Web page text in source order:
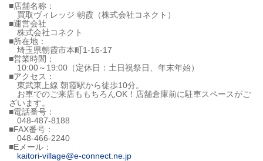
■店舗名称：
買取ヴィレッジ 朝霞（株式会社コネクト）
■運営会社
株式会社コネクト
■所在地：
埼玉県朝霞市本町1-16-17
■営業時間：
10:00～19:00（定休日：土日祝祭日、年末年始）
■アクセス：
東武東上線 朝霞駅から徒歩10分。
お車でのご来店ももちろんOK！店舗倉庫前に駐車スペースがご
ざいます。
■電話番号：
048-487-8188
■FAX番号：
048-466-2240
■Eメール：
kaitori-village@e-connect.ne.jp